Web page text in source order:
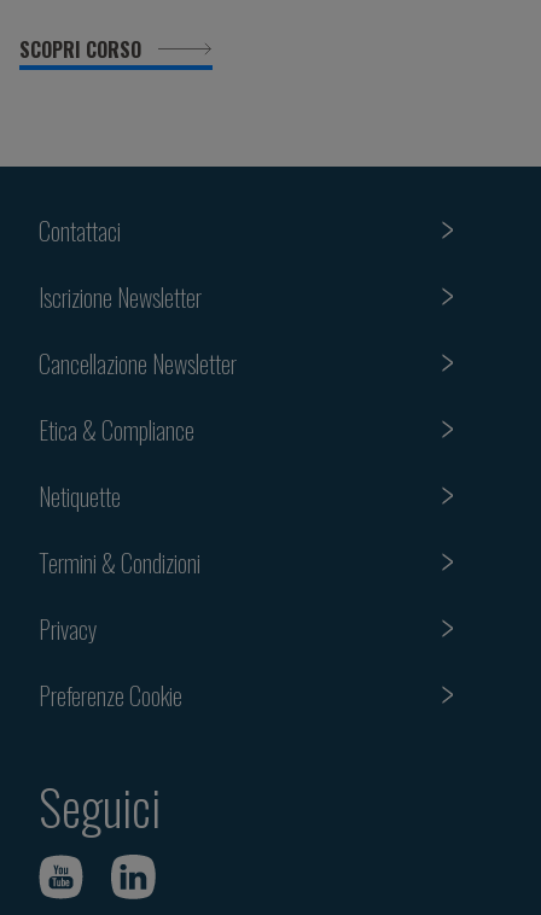
SCOPRI CORSO
Contattaci
Iscrizione Newsletter
Cancellazione Newsletter
Etica & Compliance
Netiquette
Termini & Condizioni
Privacy
Preferenze Cookie
Seguici